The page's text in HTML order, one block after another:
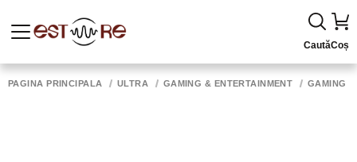
CautăCoș
PAGINA PRINCIPALĂ ULTRA GAMING & ENTERTAINMENT GAMING